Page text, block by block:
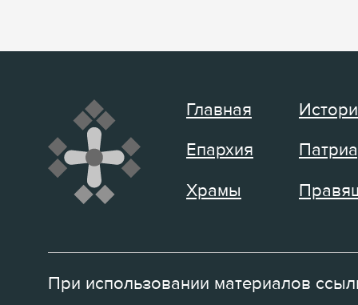
Главная
Епархия
Храмы
При использовании материалов